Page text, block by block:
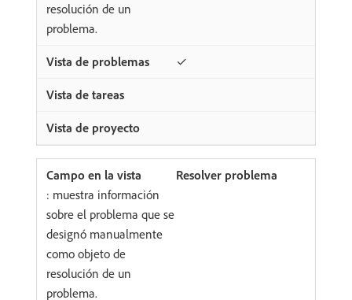
resolución de un
problema.
✓
Resolver problema
: muestra información
sobre el problema que se
designó manualmente
como objeto de
resolución de un
problema.